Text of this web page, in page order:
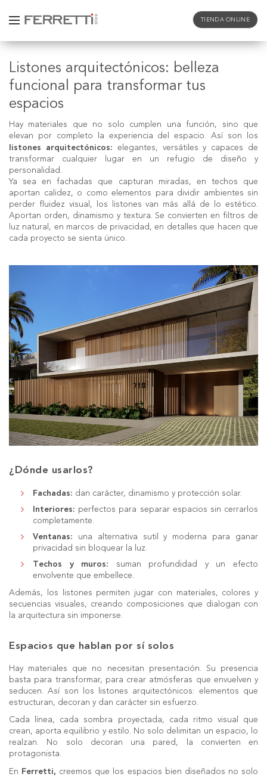
TIENDA ONLINE
Listones arquitectónicos: belleza
funcional para transformar tus
espacios
Hay materiales que no solo cumplen una función, sino que
elevan por completo la experiencia del espacio. Así son los
listones arquitectónicos: elegantes, versátiles y capaces de
transformar cualquier lugar en un refugio de diseño y
personalidad.
Ya sea en fachadas que capturan miradas, en techos que
aportan calidez, o como elementos para dividir ambientes sin
perder fluidez visual, los listones van más allá de lo estético.
Aportan orden, dinamismo y textura. Se convierten en filtros de
luz natural, en marcos de privacidad, en detalles que hacen que
cada proyecto se sienta único.
¿Dónde usarlos?
Fachadas: dan carácter, dinamismo y protección solar.
Interiores: perfectos para separar espacios sin cerrarlos
completamente.
Ventanas:
una alternativa sutil y moderna para ganar
privacidad sin bloquear la luz.
Techos y muros: suman profundidad y un efecto
envolvente que embellece.
Además, los listones permiten jugar con materiales, colores y
secuencias visuales, creando composiciones que dialogan con
la arquitectura sin imponerse.
Espacios que hablan por sí solos
Hay materiales que no necesitan presentación. Su presencia
basta para transformar, para crear atmósferas que envuelven y
seducen. Así son los listones arquitectónicos: elementos que
estructuran, decoran y dan carácter sin esfuerzo.
Cada línea, cada sombra proyectada, cada ritmo visual que
crean, aporta equilibrio y estilo. No solo delimitan un espacio, lo
realzan. No solo decoran una pared, la convierten en
protagonista.
En Ferretti, creemos que los espacios bien diseñados no solo